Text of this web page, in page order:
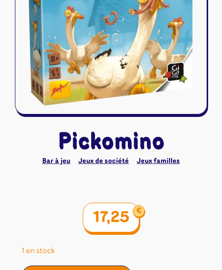
Naruto Mythos
Autres
Tapis de jeu
Pickomino
Bar à jeu Jeux de société Jeux familles
17,25 €
1 en stock